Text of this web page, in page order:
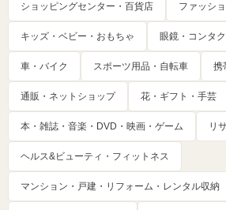
ショッピングセンター・百貨店 ファッシ
キッズ・ベビー・おもちゃ 眼鏡・コンタ
車・バイク スポーツ用品・自転車 携
通販・ネットショップ 花・ギフト・手芸
本・雑誌・音楽・DVD・映画・ゲーム リ
ヘルス&ビューティ・フィットネス
マンション・戸建・リフォーム・レンタル収納